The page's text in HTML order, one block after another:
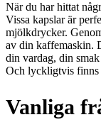
När du har hittat
Vissa kapslar är
mjölkdrycker.
av din kaffemaskin.
din vardag, din
Och lyckligtvis finns
Vanliga